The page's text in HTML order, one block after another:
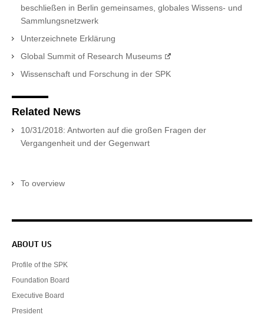
beschließen in Berlin gemeinsames, globales Wissens- und
Sammlungsnetzwerk
Unterzeichnete Erklärung
Global Summit of Research Museums
Wissenschaft und Forschung in der SPK
Related News
10/31/2018: Antworten auf die großen Fragen der
Vergangenheit und der Gegenwart
To overview
Service navigation
ABOUT US
Profile of the SPK
Foundation Board
Executive Board
President